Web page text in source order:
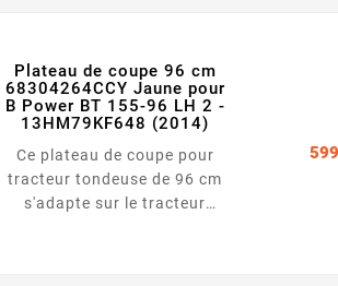
Plateau de coupe 96 cm
68304264CCY Jaune pour
B Power BT 155-96 LH 2 -
13HM79KF648 (2014)
Ce plateau de coupe pour
tracteur tondeuse de 96 cm
s'adapte sur le tracteur